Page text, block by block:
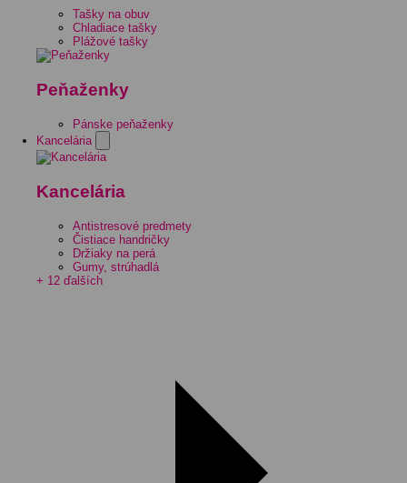
Tašky na obuv
Chladiace tašky
Plážové tašky
Peňaženky
Pánske peňaženky
Kancelária
Kancelária
Antistresové predmety
Čistiace handričky
Držiaky na perá
Gumy, strúhadlá
+ 12 ďalších